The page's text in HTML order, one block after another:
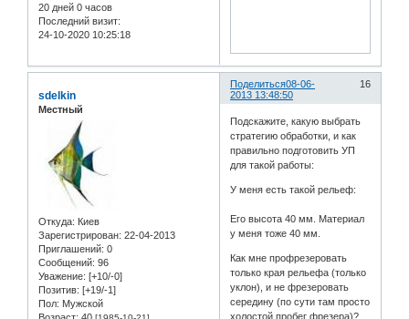
20 дней 0 часов
Последний визит:
24-10-2020 10:25:18
Поделиться 16
08-06-
2013 13:48:50
sdelkin
Местный
Откуда: Киев
Зарегистрирован: 22-04-2013
Приглашений: 0
Сообщений: 96
Уважение: [+10/-0]
Позитив: [+19/-1]
Пол: Мужской
Подскажите, какую выбрать
стратегию обработки, и как
правильно подготовить УП
для такой работы:
У меня есть такой рельеф:
Его высота 40 мм. Материал
у меня тоже 40 мм.
Как мне профрезеровать
только края рельефа (только
уклон), и не фрезеровать
середину (по сути там просто
холостой пробег фрезера)?